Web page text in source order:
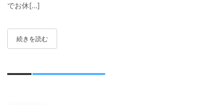
でお休[...]
続きを読む